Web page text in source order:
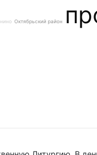
Октябрьский район